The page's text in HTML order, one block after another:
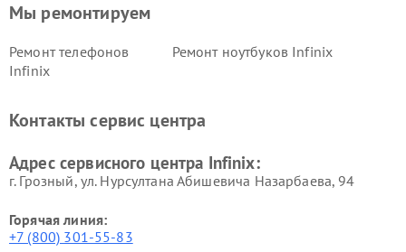
Мы ремонтируем
Ремонт телефонов
Infinix
Ремонт ноутбуков Infinix
Контакты сервис центра
Адрес сервисного центра Infinix:
г. Грозный, ул. Нурсултана Абишевича Назарбаева, 94
Горячая линия:
+7 (800) 301-55-83